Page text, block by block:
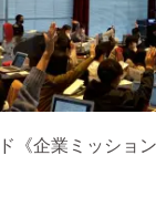
《企業ミッション